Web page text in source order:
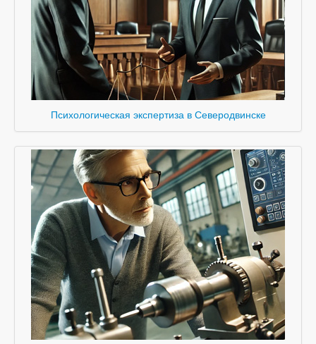
Психологическая экспертиза в Северодвинске